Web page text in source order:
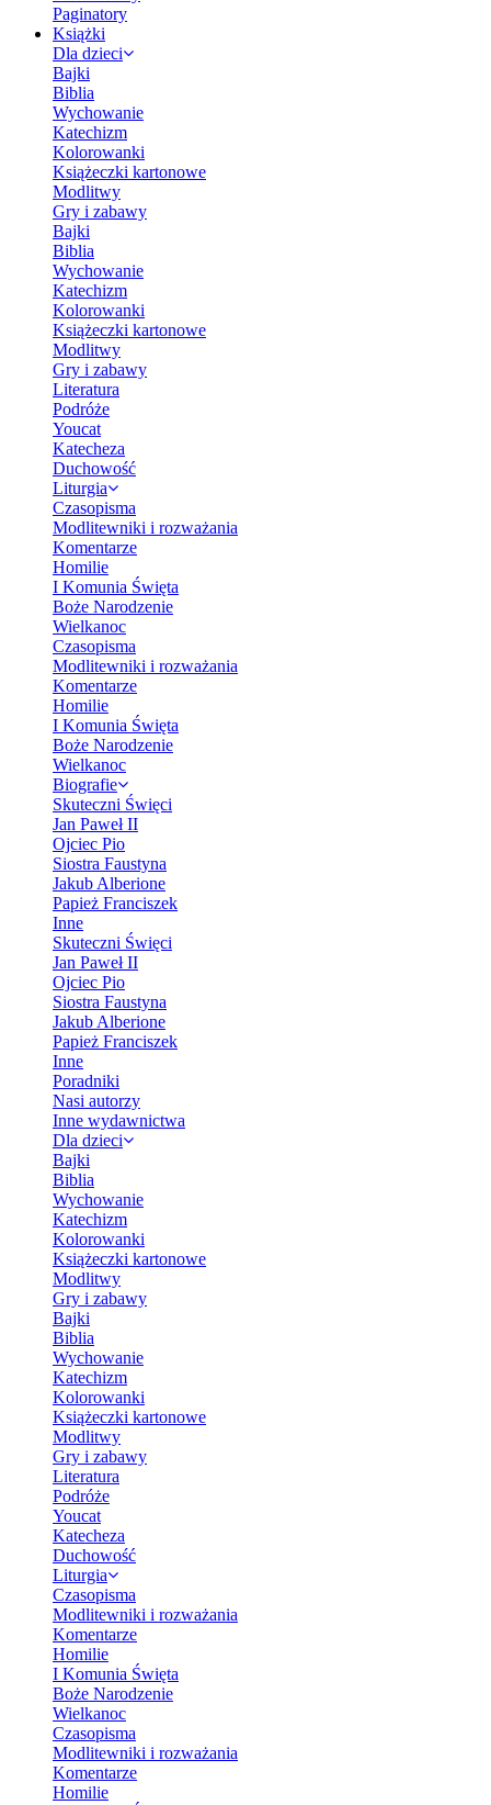
Paginatory
Książki
Dla dzieci
Bajki
Biblia
Wychowanie
Katechizm
Kolorowanki
Książeczki kartonowe
Modlitwy
Gry i zabawy
Bajki
Biblia
Wychowanie
Katechizm
Kolorowanki
Książeczki kartonowe
Modlitwy
Gry i zabawy
Literatura
Podróże
Youcat
Katecheza
Duchowość
Liturgia
Czasopisma
Modlitewniki i rozważania
Komentarze
Homilie
I Komunia Święta
Boże Narodzenie
Wielkanoc
Czasopisma
Modlitewniki i rozważania
Komentarze
Homilie
I Komunia Święta
Boże Narodzenie
Wielkanoc
Biografie
Skuteczni Święci
Jan Paweł II
Ojciec Pio
Siostra Faustyna
Jakub Alberione
Papież Franciszek
Inne
Skuteczni Święci
Jan Paweł II
Ojciec Pio
Siostra Faustyna
Jakub Alberione
Papież Franciszek
Inne
Poradniki
Nasi autorzy
Inne wydawnictwa
Dla dzieci
Bajki
Biblia
Wychowanie
Katechizm
Kolorowanki
Książeczki kartonowe
Modlitwy
Gry i zabawy
Bajki
Biblia
Wychowanie
Katechizm
Kolorowanki
Książeczki kartonowe
Modlitwy
Gry i zabawy
Literatura
Podróże
Youcat
Katecheza
Duchowość
Liturgia
Czasopisma
Modlitewniki i rozważania
Komentarze
Homilie
I Komunia Święta
Boże Narodzenie
Wielkanoc
Czasopisma
Modlitewniki i rozważania
Komentarze
Homilie